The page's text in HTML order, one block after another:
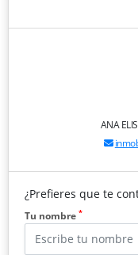
ANA
¿Prefieres que te
Tu nombre *